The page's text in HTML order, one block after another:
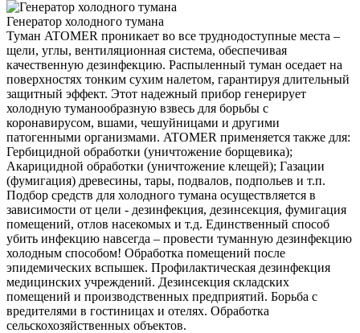
Генератор холодного тумана
Туман ATOMER проникает во все труднодоступные места –
щели, углы, вентиляционная система, обеспечивая
качественную дезинфекцию. Распыленный туман оседает на
поверхностях тонким сухим налетом, гарантируя длительный
защитный эффект. Этот надежный прибор генерирует
холодную туманообразную взвесь для борьбы с
коронавирусом, вшами, чешуйницами и другими
патогенными организмами. ATOMER применяется также для:
Гербицидной обработки (уничтожение борщевика);
Акарицидной обработки (уничтожение клещей); Газации
(фумигация) древесины, тары, подвалов, подпольев и т.п.
Подбор средств для холодного тумана осуществляется в
зависимости от цели - дезинфекция, дезинсекция, фумигация
помещений, отлов насекомых и т.д. Единственный способ
убить инфекцию навсегда – провести туманную дезинфекцию
холодным способом! Обработка помещений после
эпидемических вспышек. Профилактическая дезинфекция
медицинских учреждений. Дезинсекция складских
помещений и производственных предприятий. Борьба с
вредителями в гостиницах и отелях. Обработка
сельскохозяйственных объектов.